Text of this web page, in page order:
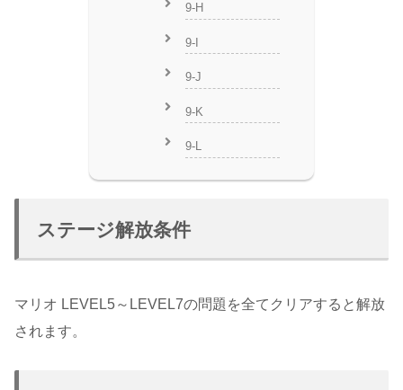
9-H
9-I
9-J
9-K
9-L
ステージ解放条件
マリオ LEVEL5～LEVEL7の問題を全てクリアすると解放
されます。